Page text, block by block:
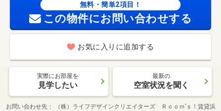
無料・簡単2項目！
この物件にお問い合わせする
お気に入りに追加する
実際にお部屋を
見学したい
最新の
空室状況を聞く
お問い合わせ先
（株）ライフデザインクリエイターズ Ｒｏｏｍ’ｓ！賃貸浜